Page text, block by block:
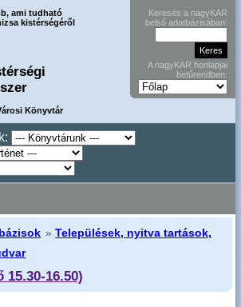
ami tudható
kistérségéről
Könyvtár
Keresés a nagyKAR
belső adatbázisában:
A nagyKAR honlapjai
betűrendben:
»Települések, nyitva tartások,
15.30-16.50)